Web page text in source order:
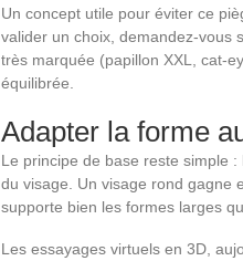
Un concept utile pour éviter ce
valider un choix, demandez-vous
très marquée (papillon XXL, cat-
équilibrée.
Adapter la forme
Le principe de base reste simple
du visage. Un visage rond gagne
supporte bien les formes larges
Les essayages virtuels en 3D,